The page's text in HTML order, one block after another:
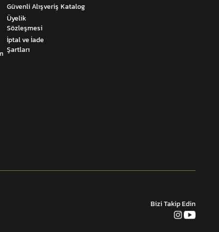
Güvenli Alışveriş
Üyelik
Sözleşmesi
İptal ve İade
Şartları
Katalog
Bizi Takip Edin